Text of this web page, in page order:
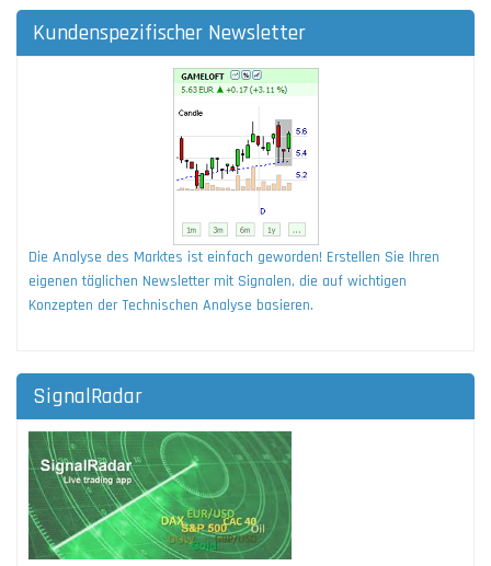
Kundenspezifischer Newsletter
Die Analyse des Marktes ist einfach geworden! Erstellen Sie Ihren
eigenen täglichen Newsletter mit Signalen, die auf wichtigen
Konzepten der Technischen Analyse basieren.
SignalRadar